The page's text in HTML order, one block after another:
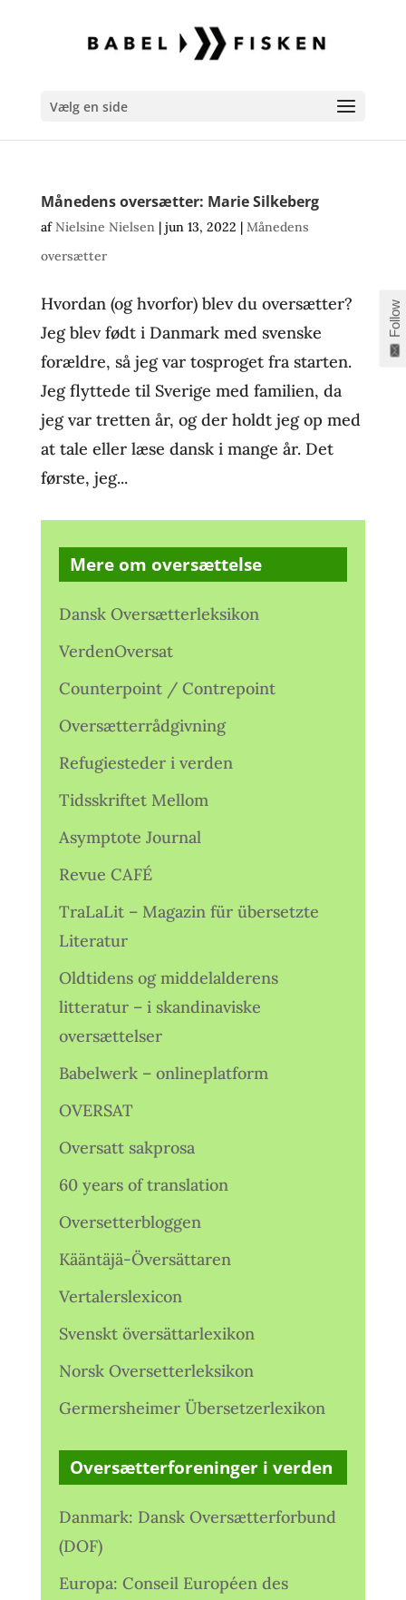
Vælg en side
Månedens oversætter: Marie Silkeberg
afNielsine Nielsen| jun 13, 2022 | Månedens
oversætter
Hvordan (og hvorfor) blev du oversætter?
Jeg blev født i Danmark med svenske
forældre, så jeg var tosproget fra starten.
Jeg flyttede til Sverige med familien, da
jeg var tretten år, og der holdt jeg op med
at tale eller læse dansk i mange år. Det
første, jeg...
Mere om oversættelse
Dansk Oversætterleksikon
VerdenOversat
Counterpoint / Contrepoint
Oversætterrådgivning
Refugiesteder i verden
Tidsskriftet Mellom
Asymptote Journal
Revue CAFÉ
TraLaLit – Magazin für übersetzte
Literatur
Oldtidens og middelalderens
litteratur – i skandinaviske
oversættelser
Babelwerk – onlineplatform
OVERSAT
Oversatt sakprosa
60 years of translation
Oversetterbloggen
Kääntäjä-Översättaren
Vertalerslexicon
Svenskt översättarlexikon
Norsk Oversetterleksikon
Germersheimer Übersetzerlexikon
Oversætterforeninger i verden
Danmark: Dansk Oversætterforbund
(DOF)
Europa: Conseil Européen des
Follow